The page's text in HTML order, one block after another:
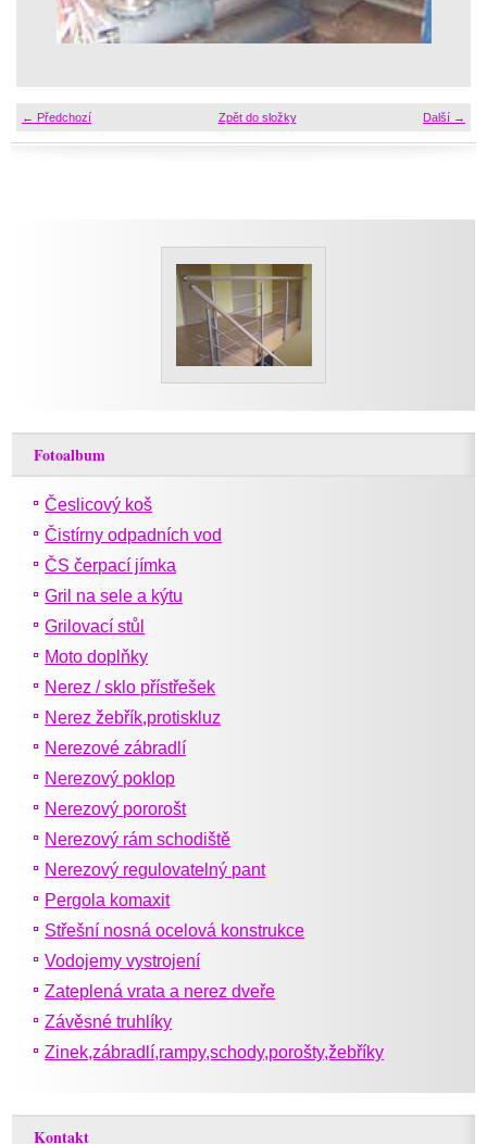
← Předchozí Další →
Zpět do složky
Fotoalbum
Česlicový koš
Čistírny odpadních vod
ČS čerpací jímka
Gril na sele a kýtu
Grilovací stůl
Moto doplňky
Nerez / sklo přístřešek
Nerez žebřík,protiskluz
Nerezové zábradlí
Nerezový poklop
Nerezový pororošt
Nerezový rám schodiště
Nerezový regulovatelný pant
Pergola komaxit
Střešní nosná ocelová konstrukce
Vodojemy vystrojení
Zateplená vrata a nerez dveře
Závěsné truhlíky
Zinek,zábradlí,rampy,schody,porošty,žebříky
Kontakt